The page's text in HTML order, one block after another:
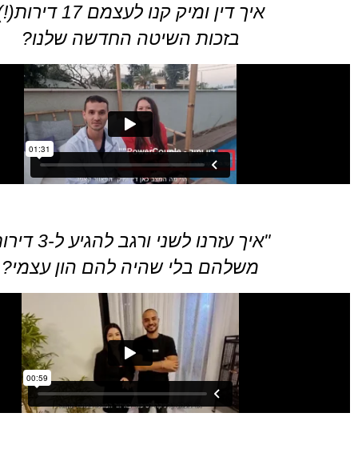
איך דין ומיק קנו לעצמם 17 דירות(!)
בזכות השיטה החדשה שלנו?
"איך עזרנו לשני ורגב להגיע ל-3 דירות
משלהם בלי שהיה להם הון עצמי?